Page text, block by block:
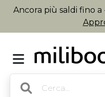
Ancora più saldi fino